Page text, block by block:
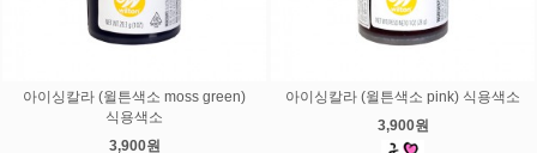
아이싱칼라 (윌튼색소 moss green)
식용색소
3,900원
아이싱칼라 (윌튼색소 pink) 식용색소
3,900원